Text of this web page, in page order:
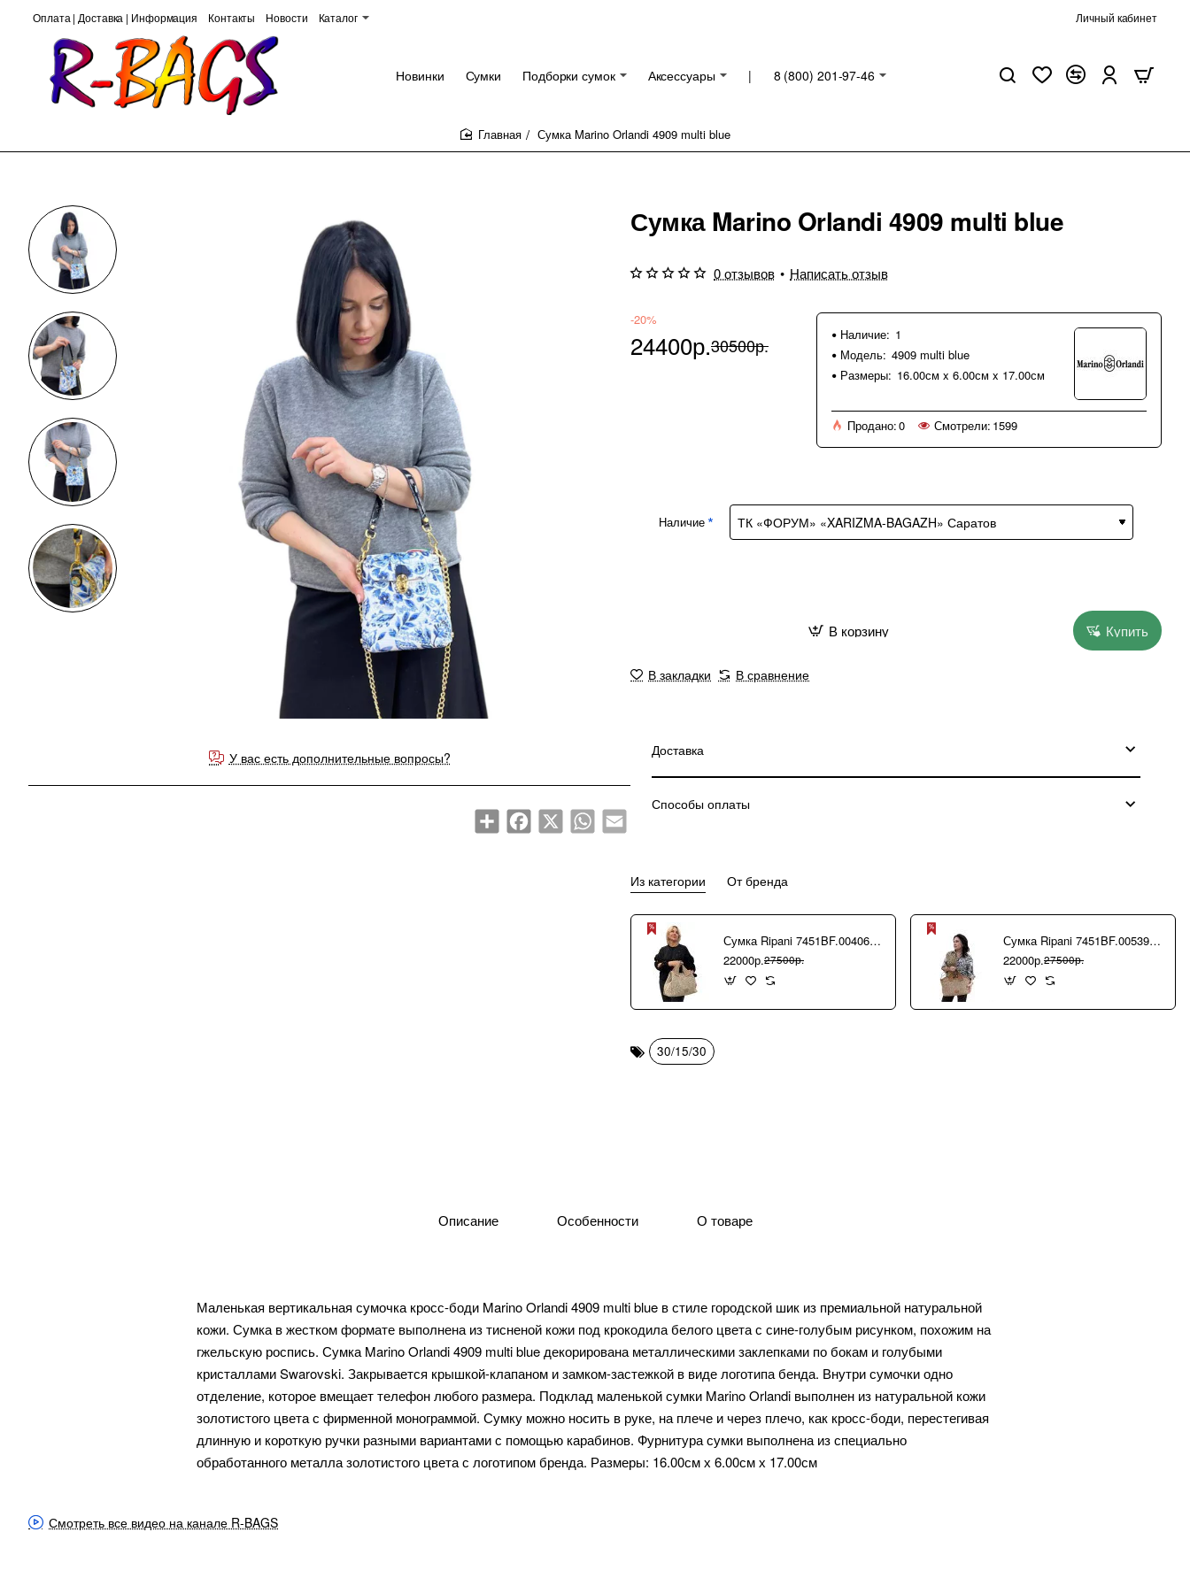
Оплата | Доставка | Информация Контакты Новости Каталог Личный кабинет
Новинки Сумки Подборки сумок Аксессуары | 8 (800) 201-97-46
Сумка Marino Orlandi 4909 multi blue
У вас есть дополнительные вопросы?
ShareFacebook
X WhatsAppEmail
Сумка Marino Orlandi 4909 multi blue
0 отзывов • Написать отзыв
-20%
24400р.30500р. Наличие: 1
Модель: 4909 multi blue
Размеры: 16.00см x 6.00см x 17.00см
Продано:0 Смотрели: 1599
Наличие
В корзину Купить
В закладки В сравнение
Доставка
Способы оплаты
Из категории От бренда
Сумка Ripani 7451BF.00406 Ecru/Sabbia
22000р.27500р.
Сумка Ripani 7451BF.00539 Camel/Biscotto
22000р.27500р.
30/15/30
Описание Особенности О товаре
Маленькая вертикальная сумочка кросс-боди Marino Orlandi 4909 multi blue в стиле городской шик из премиальной натуральной
кожи. Сумка в жестком формате выполнена из тисненой кожи под крокодила белого цвета с сине-голубым рисунком, похожим на
гжельскую роспись. Сумка Marino Orlandi 4909 multi blue декорирована металлическими заклепками по бокам и голубыми
кристаллами Swarovski. Закрывается крышкой-клапаном и замком-застежкой в виде логотипа бенда. Внутри сумочки одно
отделение, которое вмещает телефон любого размера. Подклад маленькой сумки Marino Orlandi выполнен из натуральной кожи
золотистого цвета с фирменной монограммой. Сумку можно носить в руке, на плече и через плечо, как кросс-боди, перестегивая
длинную и короткую ручки разными вариантами с помощью карабинов. Фурнитура сумки выполнена из специально
обработанного металла золотистого цвета с логотипом бренда. Размеры: 16.00см х 6.00см х 17.00см
Смотреть все видео на канале R-BAGS